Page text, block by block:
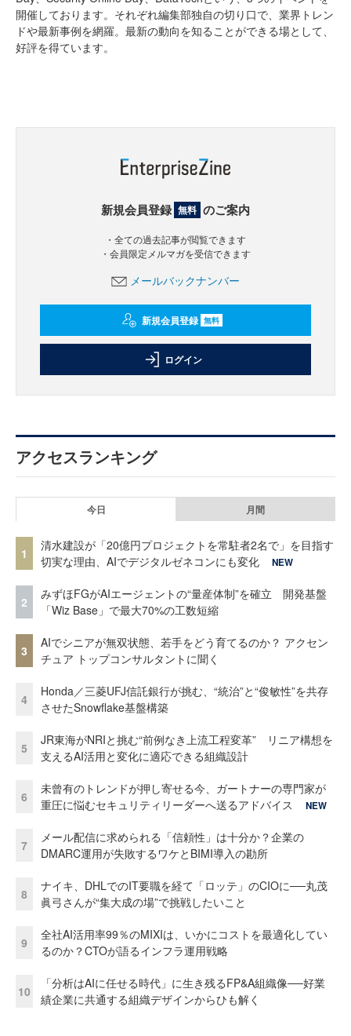
開催しております。それぞれ編集部独自の切り口で、業界トレン
ドや最新事例を網羅。最新の動向を知ることができる場として、
好評を得ています。
新規会員登録 無料 のご案内
・全ての過去記事が閲覧できます
・会員限定メルマガを受信できます
メールバックナンバー
新規会員登録 無料
ログイン
アクセスランキング
今日 月間
1
清水建設が「20億円プロジェクトを常駐者2名で」を目指す
切実な理由、AIでデジタルゼネコンにも変化
NEW
2
みずほFGがAIエージェントの“量産体制”を確立 開発基盤
「Wiz Base」で最大70%の工数短縮
3
AIでシニアが無双状態、若手をどう育てるのか？ アクセン
チュア トップコンサルタントに聞く
4
Honda／三菱UFJ信託銀行が挑む、“統治”と“俊敏性”を共存
させたSnowflake基盤構築
5
JR東海がNRIと挑む“前例なき上流工程変革” リニア構想を
支えるAI活用と変化に適応できる組織設計
6
未曾有のトレンドが押し寄せる今、ガートナーの専門家が
重圧に悩むセキュリティリーダーへ送るアドバイス
NEW
7
メール配信に求められる「信頼性」は十分か？企業の
DMARC運用が失敗するワケとBIMI導入の勘所
8
ナイキ、DHLでのIT要職を経て「ロッテ」のCIOに──丸茂
眞弓さんが“集大成の場”で挑戦したいこと
9
全社AI活用率99％のMIXIは、いかにコストを最適化してい
るのか？CTOが語るインフラ運用戦略
10
「分析はAIに任せる時代」に生き残るFP&A組織像──好業
績企業に共通する組織デザインからひも解く